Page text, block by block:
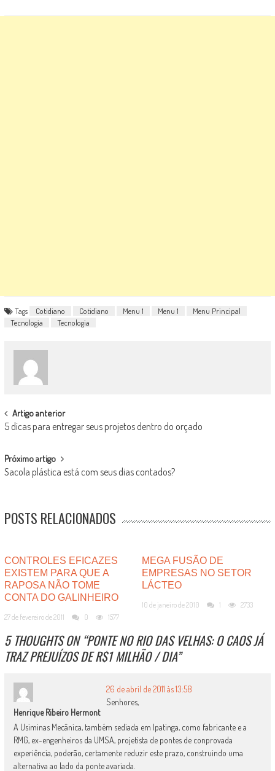
Tags Cotidiano Cotidiano Menu 1 Menu 1
Menu Principal
Tecnologia
Tecnologia
POST
NAVIGATION
Artigo anterior
5 dicas para entregar seus projetos dentro do orçado
Próximo artigo
Sacola plástica está com seus dias contados?
POSTS RELACIONADOS
CONTROLES EFICAZES
EXISTEM PARA QUE A
RAPOSA NÃO TOME
CONTA DO GALINHEIRO
27 de fevereiro de 2011 0 1577
MEGA FUSÃO DE
EMPRESAS NO SETOR
LÁCTEO
10 de janeiro de 2010 1 2733
5 THOUGHTS ON “PONTE NO RIO DAS VELHAS: O CAOS JÁ
TRAZ PREJUÍZOS DE R$1 MILHÃO / DIA”
Henrique Ribeiro Hermont
26 de abril de 2011 às 13:58
Senhores,
A Usiminas Mecânica, também sediada em Ipatinga, como fabricante e a
RMG, ex-engenheiros da UMSA, projetista de pontes de conprovada
experiência, poderão, certamente reduzir este prazo, construindo uma
alternativa ao lado da ponte avariada.